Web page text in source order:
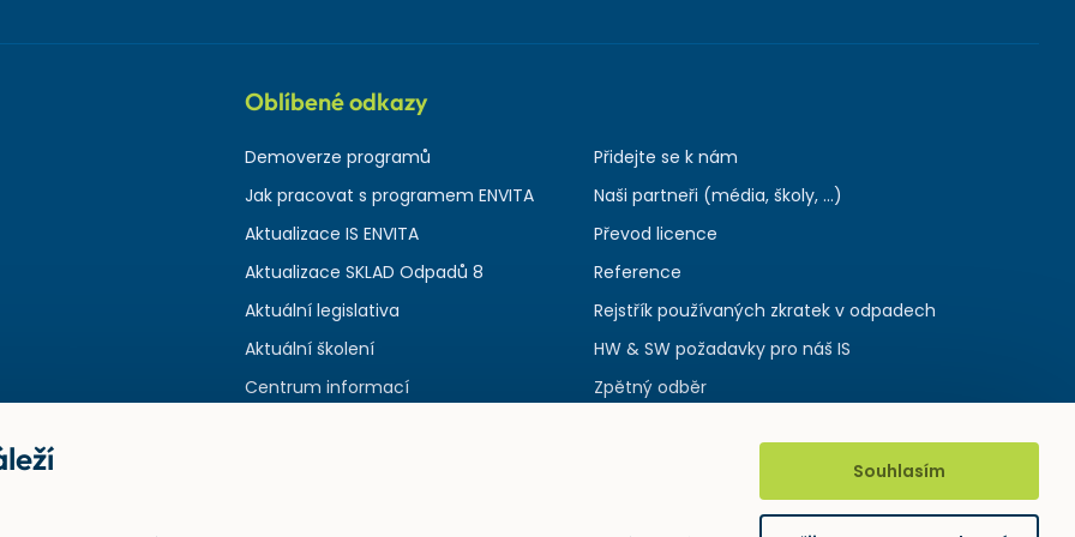
Oblíbené odkazy
Demoverze programů
Jak pracovat s programem ENVITA
Aktualizace IS ENVITA
Aktualizace SKLAD Odpadů 8
Aktuální legislativa
Aktuální školení
Centrum informací
Přidejte se k nám
Naši partneři (média, školy, ...)
Převod licence
Reference
Rejstřík používaných zkratek v odpadech
HW & SW požadavky pro náš IS
Zpětný odběr
Souhlasím